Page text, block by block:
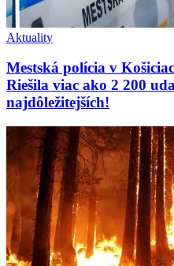
Aktuality
Mestská polícia v
Riešila viac ako 2 200
najdôležitejších!